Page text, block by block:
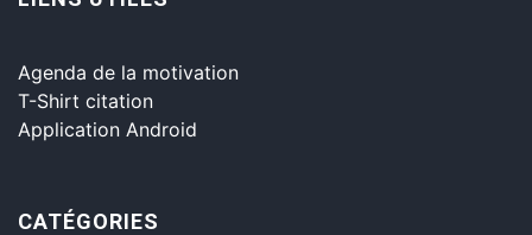
Agenda de la motivation
T-Shirt citation
Application Android
CATÉGORIES